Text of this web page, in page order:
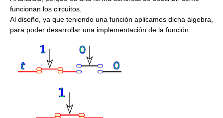
funcionan los circuitos.
Al diseño, ya que teniendo una función aplicamos dicha álgebra,
para poder desarrollar una implementación de la función.